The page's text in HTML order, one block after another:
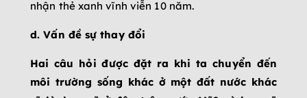
nhận thẻ xanh vĩnh viễn 10 năm.
d. Vấn đề sự thay đổi
Hai câu hỏi được đặt ra khi ta chuyển đến
môi trường sống khác ở một đất nước khác